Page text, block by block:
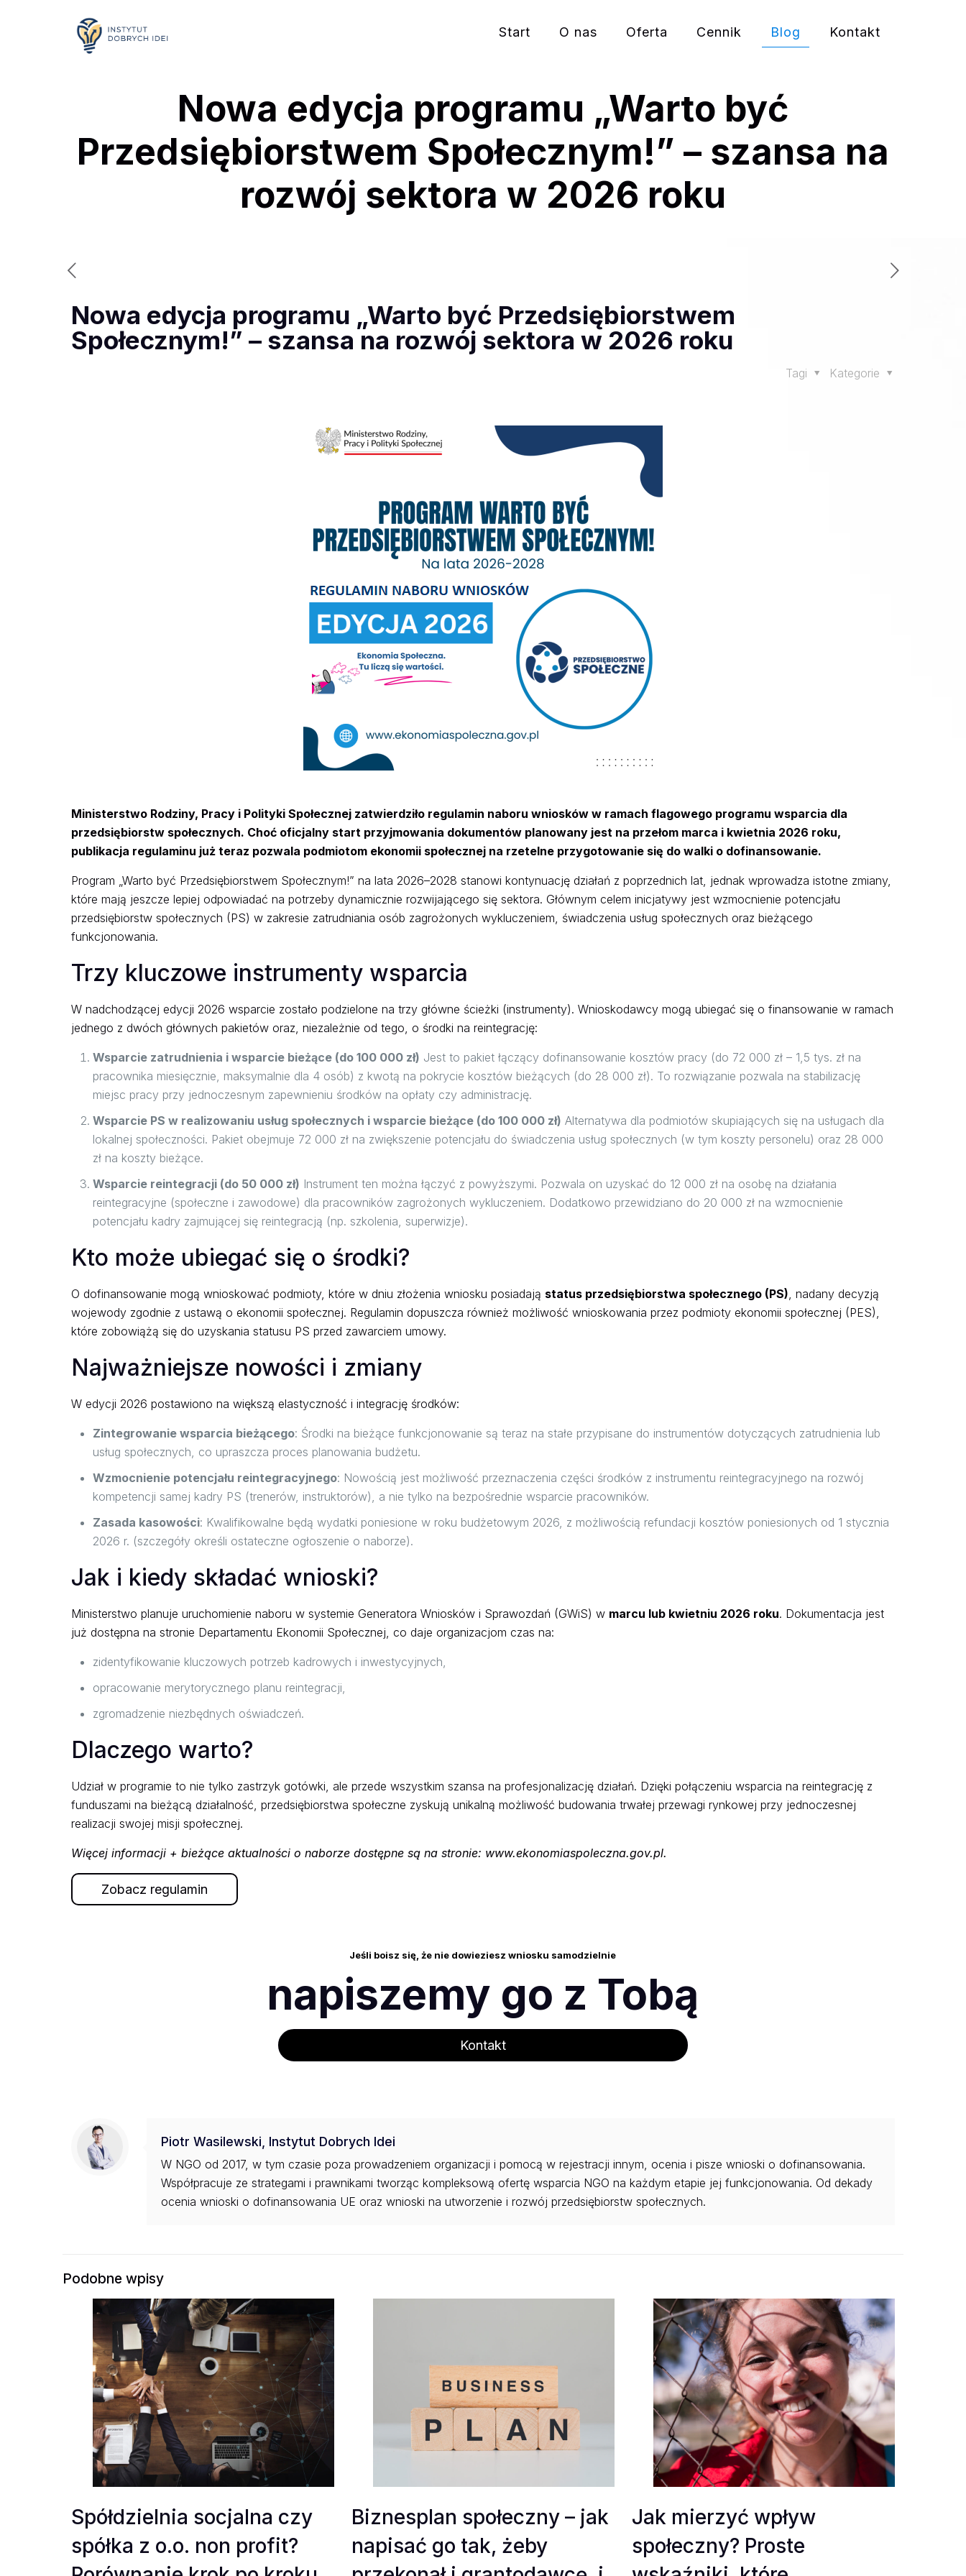
Start O nas Oferta Cennik Blog Kontakt
Nowa edycja programu „Warto być
Przedsiębiorstwem Społecznym!” – szansa na
rozwój sektora w 2026 roku
Nowa edycja programu „Warto być Przedsiębiorstwem
Społecznym!” – szansa na rozwój sektora w 2026 roku
Kategorie
Tagi
Ministerstwo Rodziny, Pracy i Polityki Społecznej zatwierdziło regulamin naboru wniosków w ramach flagowego programu wsparcia dla
przedsiębiorstw społecznych. Choć oficjalny start przyjmowania dokumentów planowany jest na przełom marca i kwietnia 2026 roku,
publikacja regulaminu już teraz pozwala podmiotom ekonomii społecznej na rzetelne przygotowanie się do walki o dofinansowanie.
Program „Warto być Przedsiębiorstwem Społecznym!” na lata 2026–2028 stanowi kontynuację działań z poprzednich lat, jednak wprowadza istotne zmiany,
które mają jeszcze lepiej odpowiadać na potrzeby dynamicznie rozwijającego się sektora. Głównym celem inicjatywy jest wzmocnienie potencjału
przedsiębiorstw społecznych (PS) w zakresie zatrudniania osób zagrożonych wykluczeniem, świadczenia usług społecznych oraz bieżącego
funkcjonowania.
Trzy kluczowe instrumenty wsparcia
W nadchodzącej edycji 2026 wsparcie zostało podzielone na trzy główne ścieżki (instrumenty). Wnioskodawcy mogą ubiegać się o finansowanie w ramach
jednego z dwóch głównych pakietów oraz, niezależnie od tego, o środki na reintegrację:
Wsparcie zatrudnienia i wsparcie bieżące (do 100 000 zł) Jest to pakiet łączący dofinansowanie kosztów pracy (do 72 000 zł – 1,5 tys. zł na
pracownika miesięcznie, maksymalnie dla 4 osób) z kwotą na pokrycie kosztów bieżących (do 28 000 zł). To rozwiązanie pozwala na stabilizację
miejsc pracy przy jednoczesnym zapewnieniu środków na opłaty czy administrację.
Wsparcie PS w realizowaniu usług społecznych i wsparcie bieżące (do 100 000 zł) Alternatywa dla podmiotów skupiających się na usługach dla
lokalnej społeczności. Pakiet obejmuje 72 000 zł na zwiększenie potencjału do świadczenia usług społecznych (w tym koszty personelu) oraz 28 000
zł na koszty bieżące.
Wsparcie reintegracji (do 50 000 zł) Instrument ten można łączyć z powyższymi. Pozwala on uzyskać do 12 000 zł na osobę na działania
reintegracyjne (społeczne i zawodowe) dla pracowników zagrożonych wykluczeniem. Dodatkowo przewidziano do 20 000 zł na wzmocnienie
potencjału kadry zajmującej się reintegracją (np. szkolenia, superwizje).
Kto może ubiegać się o środki?
O dofinansowanie mogą wnioskować podmioty, które w dniu złożenia wniosku posiadają status przedsiębiorstwa społecznego (PS), nadany decyzją
wojewody zgodnie z ustawą o ekonomii społecznej. Regulamin dopuszcza również możliwość wnioskowania przez podmioty ekonomii społecznej (PES),
które zobowiążą się do uzyskania statusu PS przed zawarciem umowy.
Najważniejsze nowości i zmiany
W edycji 2026 postawiono na większą elastyczność i integrację środków:
Zintegrowanie wsparcia bieżącego: Środki na bieżące funkcjonowanie są teraz na stałe przypisane do instrumentów dotyczących zatrudnienia lub
usług społecznych, co upraszcza proces planowania budżetu.
Wzmocnienie potencjału reintegracyjnego: Nowością jest możliwość przeznaczenia części środków z instrumentu reintegracyjnego na rozwój
kompetencji samej kadry PS (trenerów, instruktorów), a nie tylko na bezpośrednie wsparcie pracowników.
Zasada kasowości: Kwalifikowalne będą wydatki poniesione w roku budżetowym 2026, z możliwością refundacji kosztów poniesionych od 1 stycznia
2026 r. (szczegóły określi ostateczne ogłoszenie o naborze).
Jak i kiedy składać wnioski?
Ministerstwo planuje uruchomienie naboru w systemie Generatora Wniosków i Sprawozdań (GWiS) w marcu lub kwietniu 2026 roku. Dokumentacja jest
już dostępna na stronie Departamentu Ekonomii Społecznej, co daje organizacjom czas na:
zidentyfikowanie kluczowych potrzeb kadrowych i inwestycyjnych,
opracowanie merytorycznego planu reintegracji,
zgromadzenie niezbędnych oświadczeń.
Dlaczego warto?
Udział w programie to nie tylko zastrzyk gotówki, ale przede wszystkim szansa na profesjonalizację działań. Dzięki połączeniu wsparcia na reintegrację z
funduszami na bieżącą działalność, przedsiębiorstwa społeczne zyskują unikalną możliwość budowania trwałej przewagi rynkowej przy jednoczesnej
realizacji swojej misji społecznej.
Więcej informacji + bieżące aktualności o naborze dostępne są na stronie: www.ekonomiaspoleczna.gov.pl.
Zobacz regulamin
Jeśli boisz się, że nie dowieziesz wniosku samodzielnie
napiszemy go z Tobą
Kontakt
Piotr Wasilewski, Instytut Dobrych Idei
W NGO od 2017, w tym czasie poza prowadzeniem organizacji i pomocą w rejestracji innym, ocenia i pisze wnioski o dofinansowania.
Współpracuje ze strategami i prawnikami tworząc kompleksową ofertę wsparcia NGO na każdym etapie jej funkcjonowania. Od dekady
ocenia wnioski o dofinansowania UE oraz wnioski na utworzenie i rozwój przedsiębiorstw społecznych.
Podobne wpisy
Spółdzielnia socjalna czy
spółka z o.o. non profit?
Biznesplan społeczny – jak
napisać go tak, żeby
Jak mierzyć wpływ
społeczny? Proste